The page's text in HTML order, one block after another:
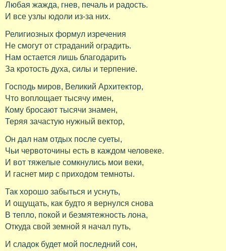
Любая жажда, гнев, печаль и радость.
И все узлы юдоли из-за них.
Религиозных формул изречения
Не смогут от страданий оградить.
Нам остается лишь благодарить
За кротость духа, силы и терпение.
Господь миров, Великий Архитектор,
Что воплощает тысячу имен,
Кому бросают тысячи знамен,
Теряя зачастую нужный вектор,
Он дал нам отдых после суеты,
Чьи червоточины есть в каждом человеке.
И вот тяжелые сомкнулись мои веки,
И гаснет мир с приходом темноты.
Так хорошо забыться и уснуть,
И ощущать, как будто я вернулся снова
В тепло, покой и безмятежность лона,
Откуда свой земной я начал путь,
И сладок будет мой последний сон,